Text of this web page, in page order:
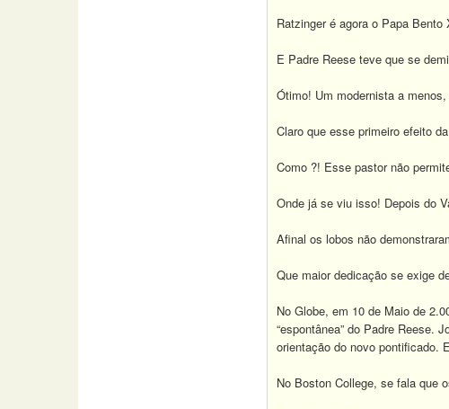
Ratzinger é agora o Papa Bento
E Padre Reese teve que se
Ótimo! Um modernista a
Claro que esse primeiro efeito
Como ?! Esse pastor não
Onde já se viu isso! Depois do
Afinal os lobos não
Que maior dedicação se exige
No Globe, em 10 de Maio de
“espontânea” do Padre Reese.
orientação do novo pontificado.
No Boston College, se fala que